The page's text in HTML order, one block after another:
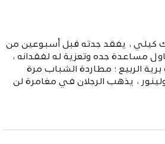
كيلي ، يفقد جدته قبل أسبوعين من
مساعدة جده وتعزية له لفقدانه ،
الربيع ؛ مطاردة الشباب مرة
، يذهب الرجلان في مغامرة لن